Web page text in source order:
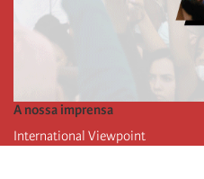
A nossa imprensa
International Viewpoint